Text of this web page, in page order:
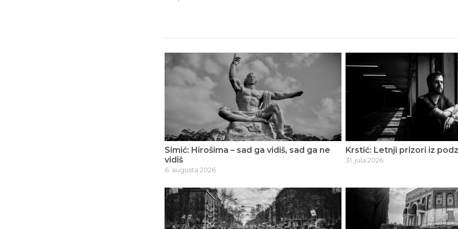
Simić: Hirošima – sad ga vidiš, sad ga ne
vidiš
6. augusta 2026.
Krstić: Letnji prizori iz
31. jula 2026.